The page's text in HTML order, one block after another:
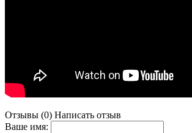
Отзывы (0) Написать отзыв
Ваше имя: